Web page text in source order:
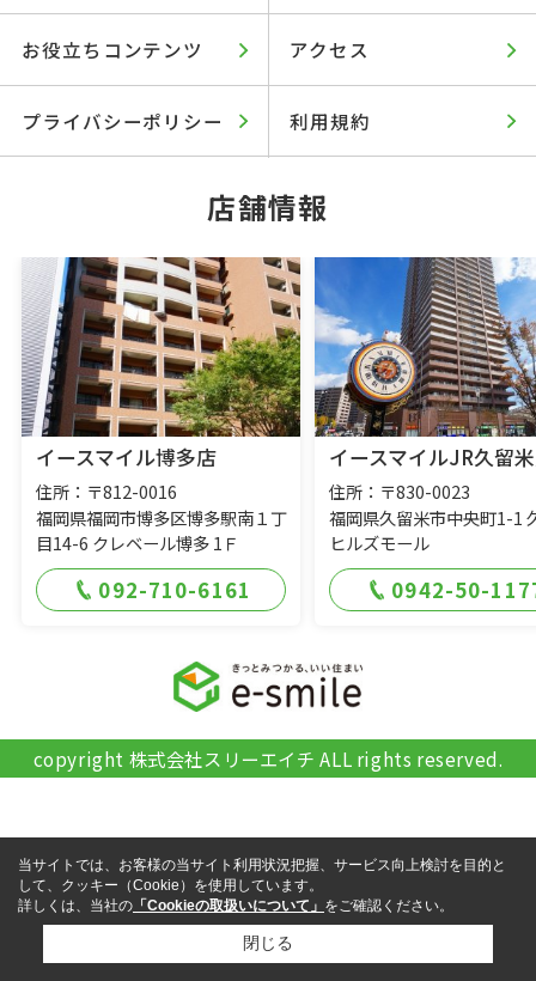
お役立ちコンテンツ アクセス
プライバシーポリシー 利用規約
店舗情報
イースマイル博多店
住所：〒812-0016
福岡県福岡市博多区博多駅南１丁
目14-6 クレベール博多 1Ｆ
092-710-6161
イースマイルJR久留
住所：〒830-0023
福岡県久留米市中央町1-1
ヒルズモール
0942-50-
copyright 株式会社スリーエイチ ALL rights reserved.
当サイトでは、お客様の当サイト利用状況把握、サービス向上検討を目的と
して、クッキー（Cookie）を使用しています。
詳しくは、当社の 「Cookieの取扱いについて」 をご確認ください。
閉じる